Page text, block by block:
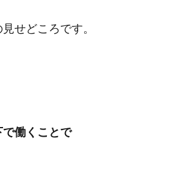
せどころです。
働くことで